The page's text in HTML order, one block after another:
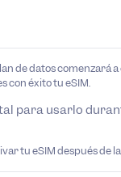
de datos comenzará
con éxito tu eSIM.
para usarlo
tu eSIM después de